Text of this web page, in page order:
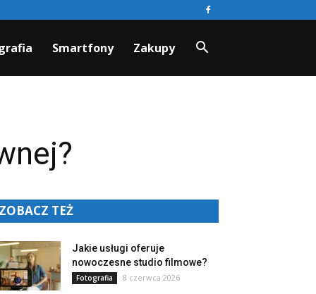
Smartfony Zakupy
ZOBACZ TEŻ
Jakie usługi oferuje
nowoczesne studio filmowe?
Fotografia 8 czerwca 2026